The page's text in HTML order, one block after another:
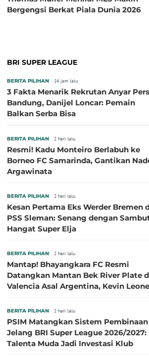
Bergengsi Berkat Piala Dunia 2026
BRI SUPER LEAGUE
BERITA PILIHAN 14 jam lalu
3 Fakta Menarik Rekrutan Anyar
Bandung, Danijel Loncar: Pemain
Balkan Serba Bisa
BERITA PILIHAN 2 hari lalu
Resmi! Kadu Monteiro Berlabuh ke
Borneo FC Samarinda, Gantikan
Argawinata
BERITA PILIHAN 2 hari lalu
Kesan Pertama Eks Werder Bremen
PSS Sleman: Senang dengan
Hangat Super Elja
BERITA PILIHAN 2 hari lalu
Mantap! Bhayangkara FC Resmi
Datangkan Mantan Bek River Plate
Valencia Asal Argentina, Kevin Leonel
BERITA PILIHAN 2 hari lalu
PSIM Matangkan Sistem Pembinaan
Jelang BRI Super League 2026/2027:
Talenta Muda Jadi Investasi Klub